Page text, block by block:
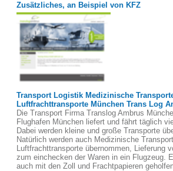
Zusätzliches, an Beispiel von KFZ
Transport Logistik Medizinische
Luftfrachttransporte München Trans Log
Die Transport Firma Translog Ambrus
Flughafen München liefert und fährt täglich
Dabei werden kleine und große Transporte
Natürlich werden auch Medizinische
Luftfrachttransporte übernommen, Lieferung
zum einchecken der Waren in ein Flugzeug.
auch mit den Zoll und Frachtpapieren